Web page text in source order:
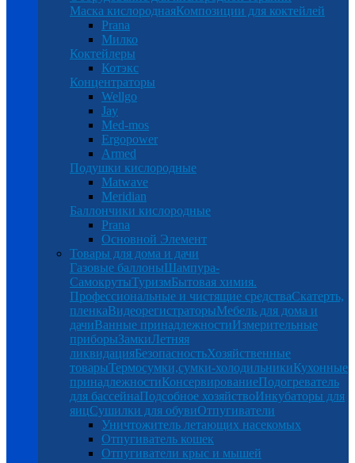
Маска кислороднаяКомпозиции для коктейлей
Prana
Милко
Коктейлеры
Котэкс
Концентраторы
Wellgo
Jay
Med-mos
Ergopower
Armed
Подушки кислородные
Matwave
Meridian
Баллончики кислородные
Prana
Основной Элемент
Товары для дома и дачи
Газовые баллоныШампура-
СамокрутыТуризмБытовая химия.
Профессиональные и чистящие средстваСкатерть,
пленкаВидеорегистраторыМебель для дома и
дачиВанные принадлежностиИзмерительные
приборыЗамкиЛетняя
ликвидацияБезопасностьХозяйственные
товарыТермосумки,сумки-холодильникиКухонные
принадлежностиКонсервированиеПодогреватель
для бассейнаПодсобное хозяйствоИнкубаторы для
яицСушилки для обувиОтпугиватели
Уничтожитель летающих насекомых
Отпугиватель кошек
Отпугиватели крыс и мышей